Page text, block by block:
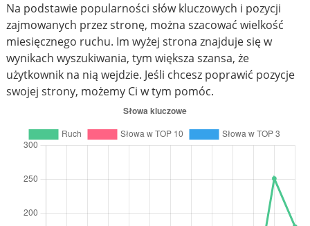
Na podstawie popularności słów kluczowych i pozycji
zajmowanych przez stronę, można szacować wielkość
miesięcznego ruchu. Im wyżej strona znajduje się w
wynikach wyszukiwania, tym większa szansa, że
użytkownik na nią wejdzie. Jeśli chcesz poprawić pozycje
swojej strony, możemy Ci w tym pomóc.